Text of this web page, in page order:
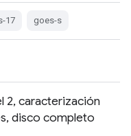
17 goes-s
2, caracterización
disco completo